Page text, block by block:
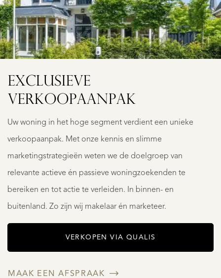
EXCLUSIEVE
VERKOOPAANPAK
Uw woning in het hoge segment verdient een unieke
verkoopaanpak. Met onze kennis en slimme
marketingstrategieën weten we de doelgroep van
relevante actieve én passieve woningzoekenden te
bereiken en tot actie te verleiden. In binnen- en
buitenland. Zo zijn wij makelaar én marketeer.
VERKOPEN VIA QUALIS
MAAK EEN AFSPRAAK